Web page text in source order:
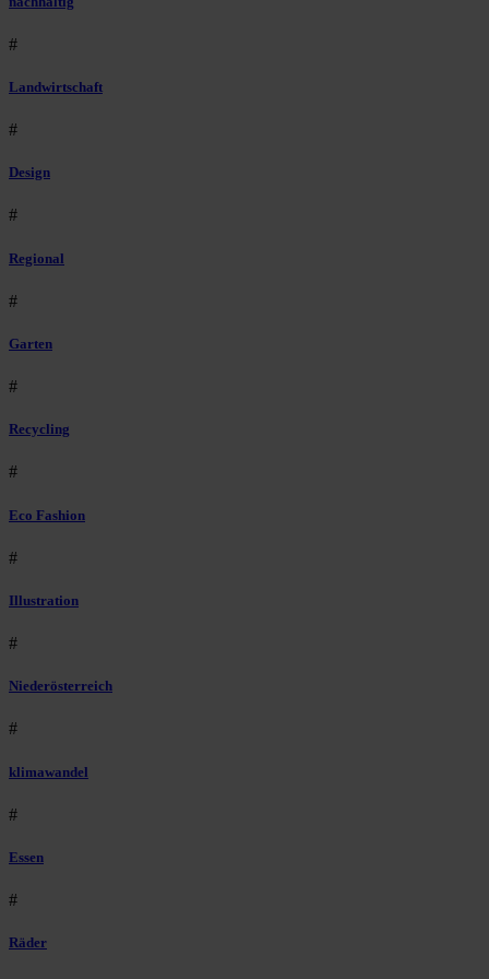
#
Landwirtschaft
#
Design
#
Regional
#
Garten
#
Recycling
#
Eco Fashion
#
Illustration
#
Niederösterreich
#
klimawandel
#
Essen
#
Räder